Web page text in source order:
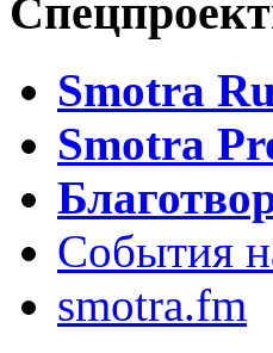
Smotra
Smotra
События
smotra.fm